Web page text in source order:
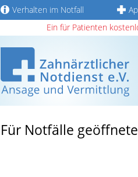
Verhalten im Notfall
Ein für Patienten
Für Notfälle